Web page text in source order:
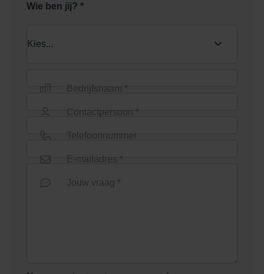
Wie ben jij? *
Bedrijfsnaam *
Contactpersoon *
Telefoonnummer
E-mailadres *
Jouw vraag *